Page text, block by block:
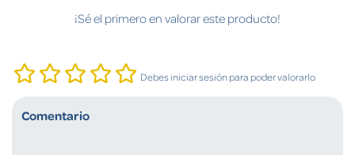
¡Sé el primero en valorar este producto!
Debes iniciar sesión para poder valorarlo